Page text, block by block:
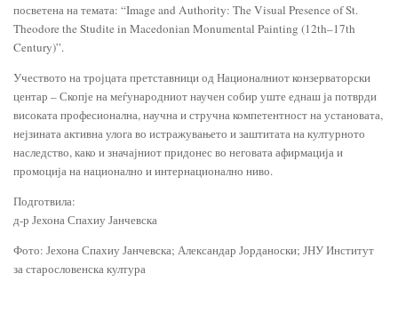
посветена на темата: “Image and Authority: The Visual Presence of St.
Theodore the Studite in Macedonian Monumental Painting (12th–17th
Century)”.
Учеството на тројцата претставници од Националниот конзерваторски
центар – Скопје на меѓународниот научен собир уште еднаш ја потврди
високата професионална, научна и стручна компетентност на установата,
нејзината активна улога во истражувањето и заштитата на културното
наследство, како и значајниот придонес во неговата афирмација и
промоција на национално и интернационално ниво.
Подготвила:
д-р Јехона Спахиу Јанчевска
Фото: Јехона Спахиу Јанчевска; Александар Јорданоски; ЈНУ Институт
за старословенска култура